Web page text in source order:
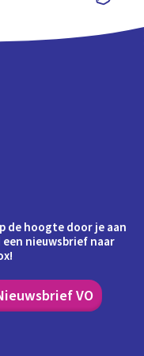
de hoogte door je aan
nieuwsbrief naar
VO